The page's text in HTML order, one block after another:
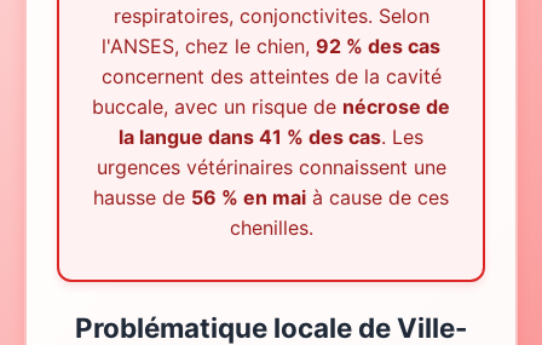
respiratoires, conjonctivites. Selon
l'ANSES, chez le chien, 92 % des cas
concernent des atteintes de la cavité
buccale, avec un risque de nécrose de
la langue dans 41 % des cas. Les
urgences vétérinaires connaissent une
hausse de 56 % en mai à cause de ces
chenilles.
Problématique locale de Ville-